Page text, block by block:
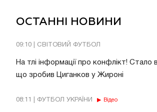
ОСТАННІ НОВИНИ
09:10 | СВІТОВИЙ ФУТБОЛ
На тлі інформації про конфлікт! Стало
що зробив Циганков у Жироні
08:11 | ФУТБОЛ УКРАЇНИ Відео